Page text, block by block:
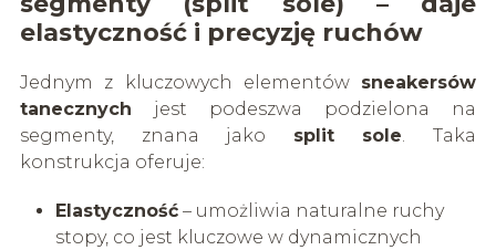
elastyczność i precyzję ruchów
Jednym z kluczowych elementów sneakersów
tanecznych jest podeszwa podzielona na
segmenty, znana jako split sole. Taka
konstrukcja oferuje:
Elastyczność– umożliwia naturalne ruchy
stopy, co jest kluczowe w dynamicznych